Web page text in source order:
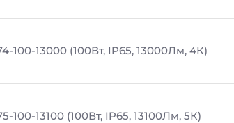
100-13000 (100Вт, IP65, 13000Лм, 4К)
100-13100 (100Вт, IP65, 13100Лм, 5К)